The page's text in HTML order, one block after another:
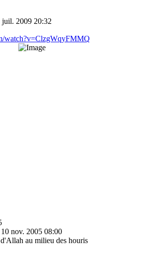
juil. 2009 20:32
watch?v=ClzgWqyFMMQ
nov. 2005 08:00
au milieu des houris